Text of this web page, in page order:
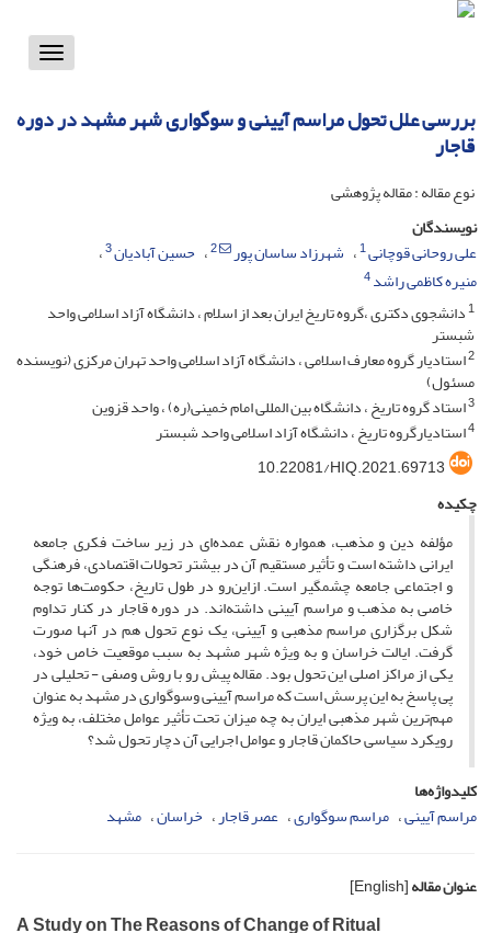
Toggle
بررسی علل تحول مراسم آیینی و سوگواری شهر مشهد در دوره
قاجار
نوع مقاله : مقاله پژوهشی
نویسندگان
علی روحانی قوچانی1 شهرزاد ساسان پور 2 حسین آبادیان3
منیره کاظمی راشد4
1دانشجوی دکتری ،گروه تاریخ ایران بعد از اسلام ، دانشگاه آزاد اسلامی واحد
شبستر
2استادیار گروه معارف اسلامی ، دانشگاه آزاد اسلامی واحد تهران مرکزی (نویسنده
مسئول)
3استاد گروه تاریخ ، دانشگاه بین المللی امام خمینی(ره) ، واحد قزوین
4استادیارگروه تاریخ ، دانشگاه آزاد اسلامی واحد شبستر
10.22081/HIQ.2021.69713
چکیده
مؤلفه دین و مذهب، همواره نقش عمده‌ای در زیر ساخت فکری جامعه
ایرانی داشته است و تأثیر مستقیم آن در بیشتر تحولات اقتصادی، فرهنگی
و اجتماعی جامعه چشمگیر است. ازاین‌رو در طول تاریخ، حکومت‌ها توجه
خاصی به مذهب و مراسم آیینی داشته‌اند. در دوره قاجار در کنار تداوم
شکل برگزاری مراسم مذهبی و آیینی، یک نوع تحول هم در آنها صورت
گرفت. ایالت خراسان و به ویژه شهر مشهد به سبب موقعیت خاص خود،
یکی از مراکز اصلی این تحول بود. مقاله پیش رو با روش وصفی - تحلیلی در
پی پاسخ به این پرسش است که مراسم آیینی وسوگواری در مشهد به عنوان
مهم‌ترین شهر مذهبی ایران به چه میزان تحت تأثیر عوامل مختلف، به ویژه
رویکرد سیاسی حاکمان قاجار و عوامل اجرایی آن دچار تحول شد؟
کلیدواژه‌ها
مراسم آیینی مراسم سوگواری عصر قاجار خراسان مشهد
عنوان مقاله[English]
A Study on The Reasons of Change of Ritual